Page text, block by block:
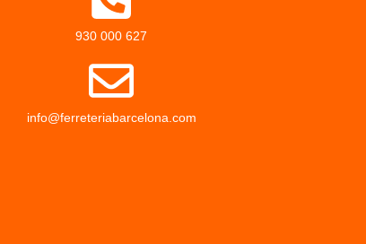
930 000 627
info@ferreteriabarcelona.com